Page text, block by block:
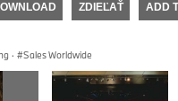
ZDIEĽAŤ ADD
· Sales Worldwide